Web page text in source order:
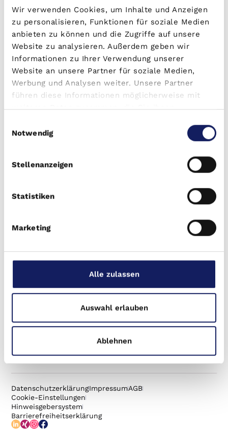
Wir verwenden Cookies, um Inhalte und Anzeigen
zu personalisieren, Funktionen für soziale Medien
anbieten zu können und die Zugriffe auf unsere
Website zu analysieren. Außerdem geben wir
Informationen zu Ihrer Verwendung unserer
Website an unsere Partner für soziale Medien,
Werbung und Analysen weiter. Unsere Partner
führen diese Informationen möglicherweise mit
weiteren Daten zusammen, die Sie ihnen
Nutzung der Dienste gesammelt haben.
Notwendig
Stellenanzeigen
Statistiken
Marketing
Alle zulassen
Auswahl erlauben
Ablehnen
DI Deutschland.Immobilien AG
info@deutschland.immobilien
Karriere
Bleiben Sie informiert über aktuelle Immobilien-
DatenschutzerklärungImpressumAGB
Cookie-Einstellungen
Hinweisgebersystem
Barrierefreiheitserklärung